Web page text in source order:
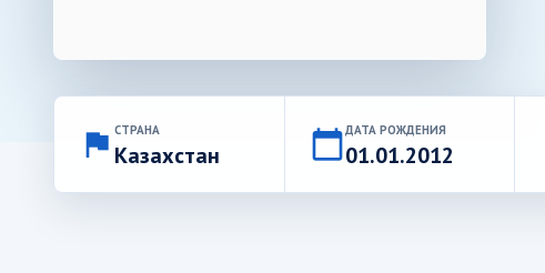
flag СТРАНА
Казахстан calendar_todayДАТА РОЖДЕНИЯ
01.01.2012